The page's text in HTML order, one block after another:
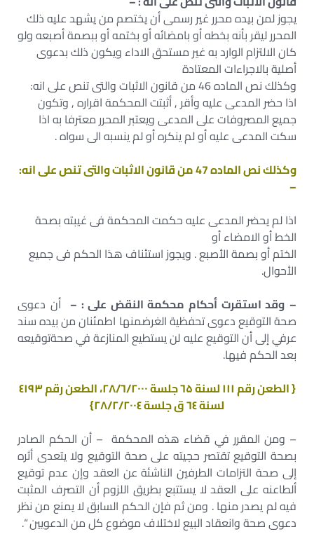
يجوز لمن بيده محرر غير رسمى أن يختصم من يشهد عليه ذلك
المحرر ليقر بأنه بخطه أو بامضائه أو بختمه أو ببصمة أصبعه ولو
كان الالتزام الوارد به غير مستحق الاداء ويكون ذلك بدعوى
أصلية بالاجراءات المعتادة
وكذلك نص الماده 46 من قانون الاثبات والتى تنص على انه:
اذا حضر المدعى عليه وأقر , أثبتت المحكمة اقراره , وتكون
جميع المصروفات على المدعى ويعتبر المحرر معترفا به اذا
سكت المدعى عليه أو لم ينكره أو لم ينسبه الى سواه .
وكذلك نص الماده 47 من قانون الاثبات والتى تنص على انه:
–
اذا لم يحضر المدعى عليه حكمت المحكمة فى غيبته بصحة
الخط أو الامضاء أو
الختم أو بصمة الأصبع . ويجوز استئناف هذا الحكم فى جميع
الأحوال.
– وقد استقرت أحكام محكمة النقض على : – أن دعوى
صحة التوقيع دعوى تحفظية الغرضمنها اطمئنان من بيده سند
عرفي إلى أن التوقيع عليه لن يستطيع المنازعة في صحةتوقيعه
بعد الحكم فيها.
{ الطعن رقم ۱۱۱ لسنة ٦۵ جلسة ۲۸/٦/۲۰۰۰، الطعن رقم ٤۱۹۳
لسنة ٦٤ ق جلسة ۲۸/۲/۲۰۰٤}
– ومن المقرر في قضاء هذه المحكمة – أن الحكم الصادر
بصحة التوقيع تقتصر حجيته على صحة التوقيع ولا يتعدى أثره
إلى صحة التزامات الطرفين الناشئة عن العقد وإن عدم توقيع
ألطاعنه على العقد لا يستتبع بطريق اللزوم أن التصرف المثبت
فيه لم يصدر منها . ومن ثم فإن الحكم السابق لا يمنع من نظر
دعوى صحة وانعقاد البيع لاختلاف موضوع كل من الدعويين “.